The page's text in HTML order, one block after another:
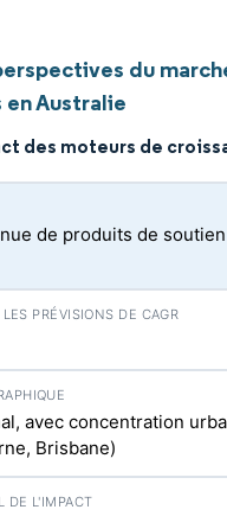
du
Australie
des moteurs de
de produits de soutien
avec concentration
Brisbane)